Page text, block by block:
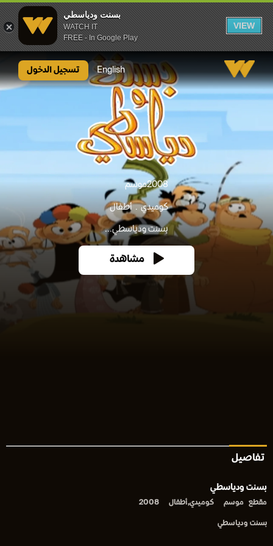
بسنت ودياسطي
WATCH IT
FREE - In Google Play
VIEW
English تسجيل الدخول
2008موسم
كوميدي أطفال
بسنت ودياسطي...
مشاهدة
تفاصيل
بسنت ودياسطي
مقطع موسم كوميدي,أطفال 2008
بسنت ودياسطي